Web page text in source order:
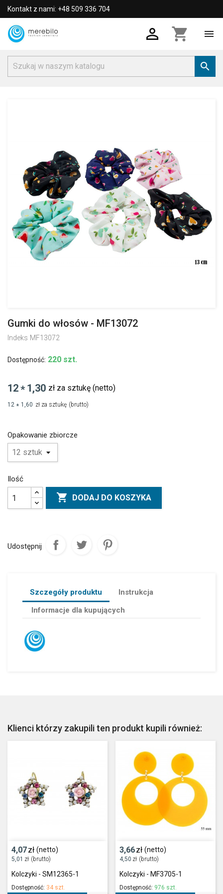
Kontakt z nami: +48 509 336 704
 shopping_cart 

Gumki do włosów - MF13072
Indeks MF13072
Dostępność: 220 szt.
12* 1,30 zł za sztukę (netto)
12 * 1,60 zł za sztukę (brutto)
Opakowanie zbiorcze
Ilość
 DODAJ DO KOSZYKA
Udostępnij
Szczegóły produktu
Instrukcja
Informacje dla kupujących
Klienci którzy zakupili ten produkt kupili również:
4,07zł (netto)
5,01 zł (brutto)
Kolczyki - SM12365-1
Dostępność: 34 szt.
3,66zł (netto)
4,50 zł (brutto)
Kolczyki - MF3705-1
Dostępność: 976 szt.